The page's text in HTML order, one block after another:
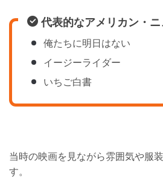
代表的なアメリカン・
俺たちに明日はない
イージーライダー
いちご白書
当時の映画を見ながら雰囲気や服
す。